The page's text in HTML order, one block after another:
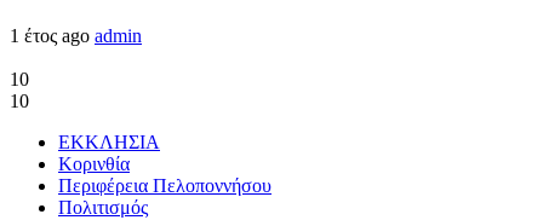
1 έτος ago admin
10
10
ΕΚΚΛΗΣΙΑ
Κορινθία
Περιφέρεια Πελοποννήσου
Πολιτισμός